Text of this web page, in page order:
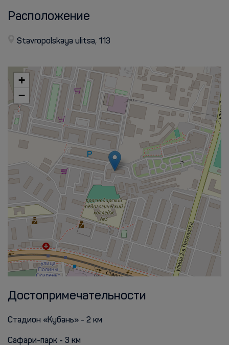
Расположение
Stavropolskaya ulitsa, 113
+
−
Достопримечательности
Стадион «Кубань» - 2 км
Сафари-парк - 3 км